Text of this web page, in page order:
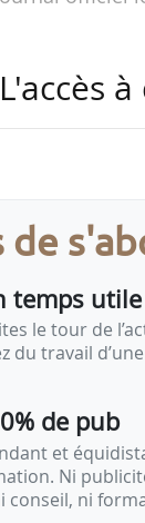
au
L'accès
de
temps utile
le tour de
du travail
de pub
et
Ni
conseil, ni